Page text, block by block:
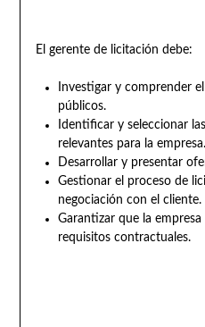
El gerente de licitación debe:
Investigar y comprender
públicos.
Identificar y seleccionar
relevantes para la empresa.
Desarrollar y presentar
Gestionar el proceso de
negociación con el cliente.
Garantizar que la
requisitos contractuales.